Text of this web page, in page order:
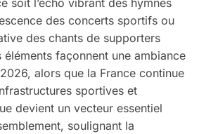
soit l’écho vibrant des hymnes
des concerts sportifs ou
des chants de supporters
éléments façonnent une ambiance
alors que la France continue
sportives et
devient un vecteur essentiel
soulignant la